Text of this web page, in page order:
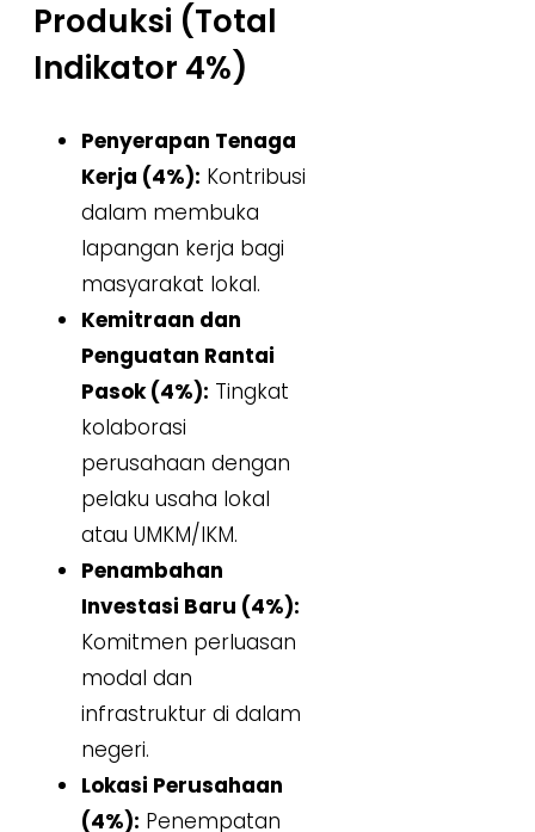
Produksi (Total
Indikator 4%)
Penyerapan Tenaga
Kerja (4%): Kontribusi
dalam membuka
lapangan kerja bagi
masyarakat lokal.
Kemitraan dan
Penguatan Rantai
Pasok (4%): Tingkat
kolaborasi
perusahaan dengan
pelaku usaha lokal
atau UMKM/IKM.
Penambahan
Investasi Baru (4%):
Komitmen perluasan
modal dan
infrastruktur di dalam
negeri.
Lokasi Perusahaan
(4%): Penempatan